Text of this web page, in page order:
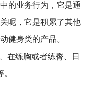
的业务行为，它是通
呢，它是积累了其他
健身类的产品。
在练胸或者练臀、日